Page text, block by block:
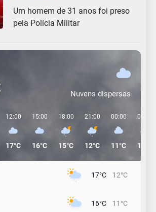
Um homem de 31 anos foi preso
pela Polícia Militar
Nuvens dispersas
12:00
17°C
15:00
16°C
18:00
15°C
21:00
12°C
00:00
11°C
03:00
11°C
17°C 12°C
16°C 11°C